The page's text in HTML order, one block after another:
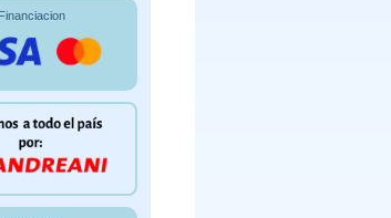
Financiacion